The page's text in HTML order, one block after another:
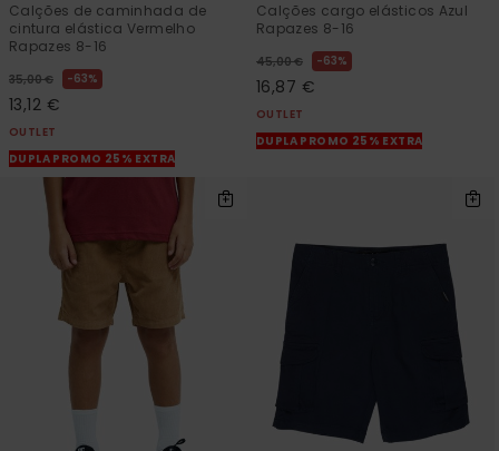
Calções de caminhada de
cintura elástica Vermelho
Rapazes 8-16
35,00 € 63%
13,12 €
OUTLET
DUPLA PROMO 25% EXTRA
Calções cargo elásticos Azul
Rapazes 8-16
45,00 € 63%
16,87 €
OUTLET
DUPLA PROMO 25% EXTRA